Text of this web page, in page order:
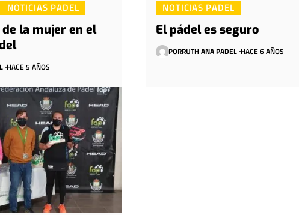
NOTICIAS PADEL
la mujer en el
HACE 5 AÑOS
NOTICIAS PADEL
El pádel es seguro
PORRUTH ANA PADEL HACE 6 AÑOS